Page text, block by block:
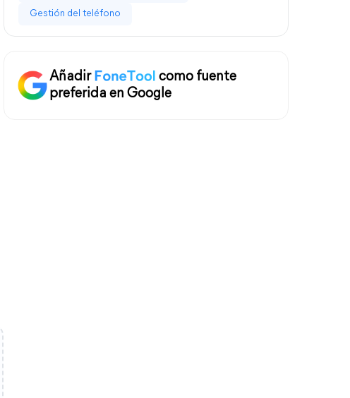
Gestión del teléfono
Añadir
como fuente
preferida en Google